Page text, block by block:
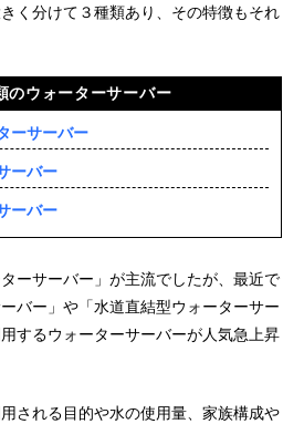
く分けて３種類あり、その特徴もそれ
のウォーターサーバー
ーサーバー
ーバー
ーバー
ーサーバー」が主流でしたが、最近で
バー」や「水道直結型ウォーターサー
するウォーターサーバーが人気急上昇
される目的や水の使用量、家族構成や